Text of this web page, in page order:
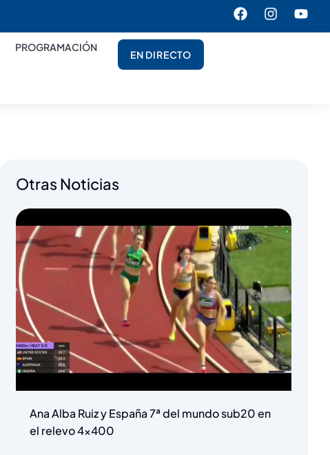
PROGRAMACIÓN
EN DIRECTO
Otras Noticias
Ana Alba Ruiz y España 7ª del mundo sub20 en
el relevo 4×400